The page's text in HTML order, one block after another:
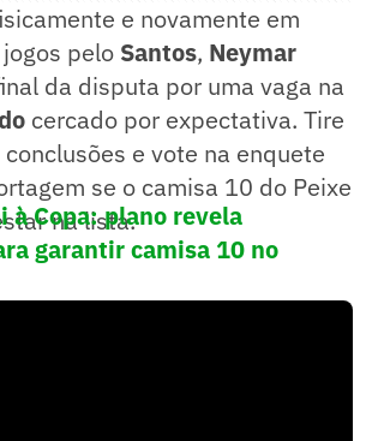
e novamente em
pelo Santos, Neymar
da disputa por uma vaga na
cercado por expectativa. Tire
e vote na enquete
se o camisa 10 do Peixe
na lista.
à Copa: plano revela
garantir camisa 10 no